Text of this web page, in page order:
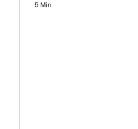
5 Min